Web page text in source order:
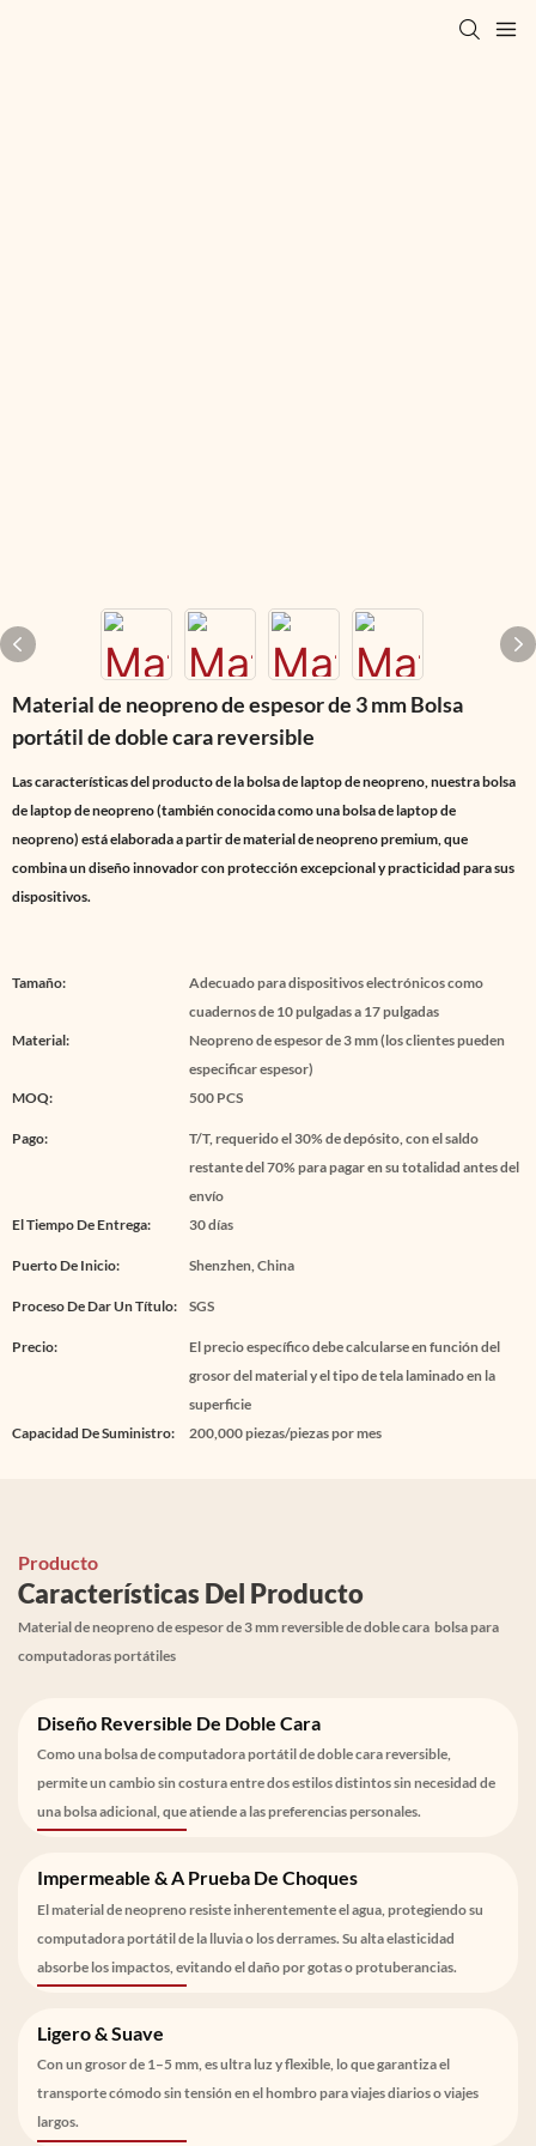
Material de neopreno de espesor de 3 mm Bolsa
portátil de doble cara reversible
Las características del producto de la bolsa de laptop de neopreno, nuestra bolsa
de laptop de neopreno (también conocida como una bolsa de laptop de
neopreno) está elaborada a partir de material de neopreno premium, que
combina un diseño innovador con protección excepcional y practicidad para sus
dispositivos.
Tamaño:
Adecuado para dispositivos electrónicos como
cuadernos de 10 pulgadas a 17 pulgadas
Material:
Neopreno de espesor de 3 mm (los clientes pueden
especificar espesor)
MOQ:
500 PCS
Pago:
T/T, requerido el 30% de depósito, con el saldo
restante del 70% para pagar en su totalidad antes del
envío
El Tiempo De Entrega:
30 días
Puerto De Inicio: Shenzhen, China
Proceso De Dar Un Título: SGS
Precio:
El precio específico debe calcularse en función del
grosor del material y el tipo de tela laminado en la
superficie
Capacidad De Suministro:
200,000 piezas/piezas por mes
Producto
Características Del Producto
Material de neopreno de espesor de 3 mm reversible de doble cara bolsa para
computadoras portátiles
Diseño Reversible De Doble Cara
Como una bolsa de computadora portátil de doble cara reversible,
permite un cambio sin costura entre dos estilos distintos sin necesidad de
una bolsa adicional, que atiende a las preferencias personales.
Impermeable & A Prueba De Choques
El material de neopreno resiste inherentemente el agua, protegiendo su
computadora portátil de la lluvia o los derrames. Su alta elasticidad
absorbe los impactos, evitando el daño por gotas o protuberancias.
Ligero & Suave
Con un grosor de 1–5 mm, es ultra luz y flexible, lo que garantiza el
transporte cómodo sin tensión en el hombro para viajes diarios o viajes
largos.